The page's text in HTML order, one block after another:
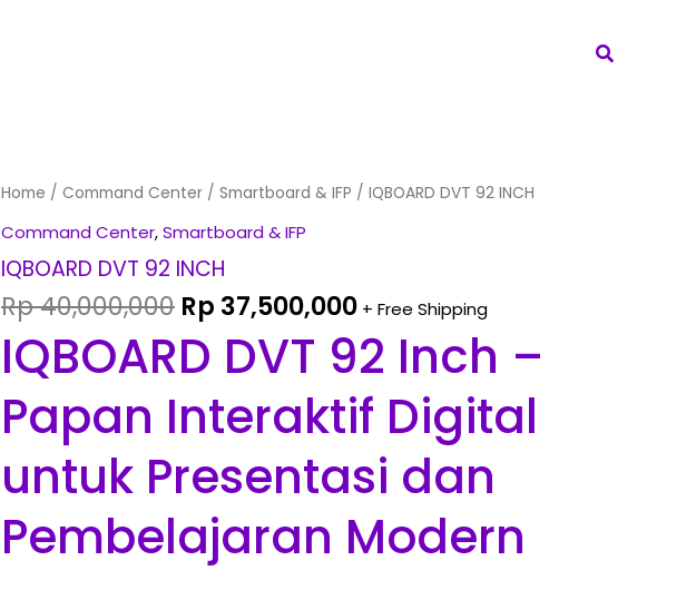
Search
Home / Command Center / Smartboard & IFP / IQBOARD DVT 92 INCH
Command Center,Smartboard & IFP
IQBOARD DVT 92 INCH
Rp40,000,000
Original
price
was:
Rp 40,000,000.
Rp 37,500,000
Current
+ Free Shipping
IQBOARD DVT 92 Inch –
Papan Interaktif Digital
untuk Presentasi dan
Pembelajaran Modern
IQBOARD
DVT
INCH
quantity